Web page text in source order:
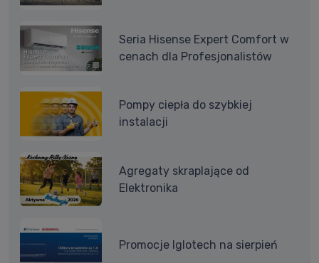
Seria Hisense Expert Comfort w
cenach dla Profesjonalistów
Pompy ciepła do szybkiej
instalacji
Agregaty skraplające od
Elektronika
Promocje Iglotech na sierpień